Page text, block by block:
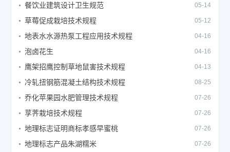
餐饮业建筑设计卫生规范 05-14
草莓促成栽培技术规程 05-12
地表水水源热泵工程应用技术规程 04-16
泡卤花生 04-16
鹰架招鹰控制草地鼠害技术规程 04-13
冷轧扭钢筋混凝土结构技术规程 08-25
乔化苹果园水肥管理技术规程 07-26
莩荠栽培技术规程 07-26
地理标志证明商标孝感早蜜桃 07-26
地理标志产品朱湖糯米 07-26